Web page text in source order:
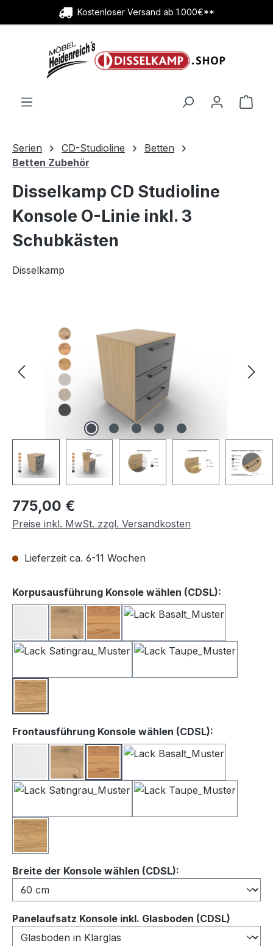
Zum Hauptinhalt springenKostenloser Versand ab 1.000€**
Serien CD-Studioline
Betten
Betten Zubehör
Disselkamp CD Studioline
Konsole O-Linie inkl. 3
Schubkästen
Disselkamp
Regulärer Preis:
775,00 €
Preise inkl. MwSt. zzgl. Versandkosten
Lieferzeit ca. 6-11 Wochen
Korpusausführung Konsole wählen (CDSL):
BalkeneicheKernbuche
Wildeiche
Frontausführung Konsole wählen (CDSL):
BalkeneicheKernbuche
Wildeiche
Breite der Konsole wählen (CDSL):
Panelaufsatz Konsole inkl. Glasboden (CDSL)